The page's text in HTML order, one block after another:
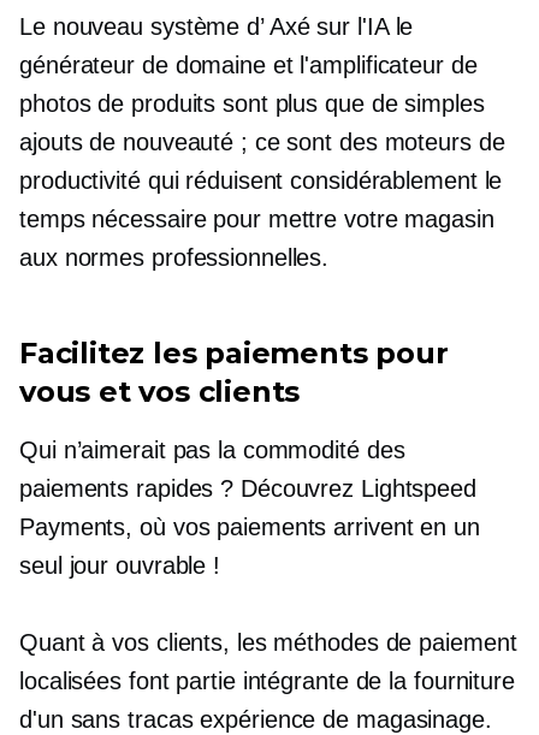
Le nouveau système d’Axé sur l'IAle
générateur de domaine et l'amplificateur de
photos de produits sont plus que de simples
ajouts de nouveauté ; ce sont des moteurs de
productivité qui réduisent considérablement le
temps nécessaire pour mettre votre magasin
aux normes professionnelles.
Facilitez les paiements pour
vous et vos clients
Qui n’aimerait pas la commodité des
paiements rapides ? Découvrez Lightspeed
Payments, où vos paiements arrivent en un
seul jour ouvrable !
Quant à vos clients, les méthodes de paiement
localisées font partie intégrante de la fourniture
d'un sans tracasexpérience de magasinage.